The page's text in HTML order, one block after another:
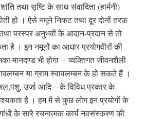
तथा सृष्टि के साथ संवादिता (हार्मनी)
हो । ऐसे नमूने निकट तथा दूर दोनों तरफ़
परस्पर अनुभवों के आदान-प्रदान से तो
है । इन नमूनों का आधार प्रयोगवीरों की
मानदण्ड भी होगा । व्यक्तिगत जीवनशैली
या ग्राम स्वावलम्बन के हो सकते हैं ।
उर्जा आदि – के विविध प्रकार के
है । हम में से कुछ लोग इन प्रयोगों के
के सारे रचनात्मक कार्य नवसंस्करण की